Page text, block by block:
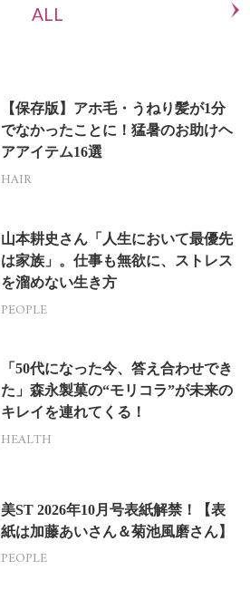
ALL
【保存版】アホ毛・うねり髪が1分
でなかったことに！猛暑のお助けヘ
アアイテム16選
HAIR
山本耕史さん「人生において最優先
は家族」。仕事も無欲に、ストレス
を溜めない生き方
PEOPLE
「50代になった今、答え合わせでき
た」森永製菓の“モリコラ”が未来の
キレイを連れてくる！
HEALTH
美ST 2026年10月号表紙解禁！【表
紙は加藤あいさん＆菊池風磨さん】
PEOPLE